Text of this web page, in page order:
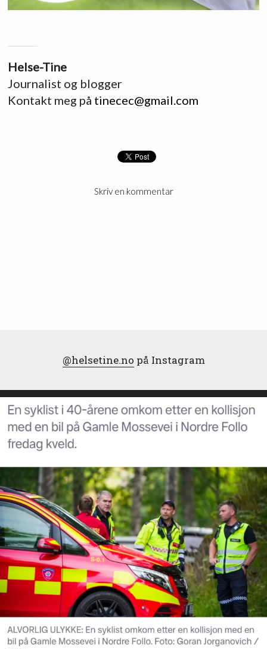
Helse-Tine
Journalist og blogger
Kontakt meg på tinecec@gmail.com
Skriv en kommentar
@helsetine.no på Instagram